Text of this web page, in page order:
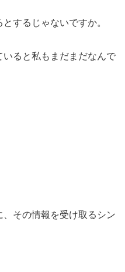
するじゃないですか。
ると私もまだまだなんで
その情報を受け取るシン